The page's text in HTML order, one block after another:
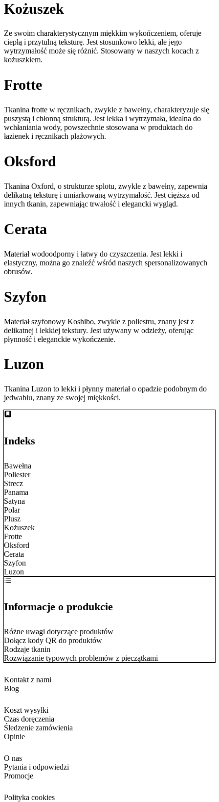
Kożuszek
Ze swoim charakterystycznym miękkim wykończeniem, oferuje
ciepłą i przytulną teksturę. Jest stosunkowo lekki, ale jego
wytrzymałość może się różnić. Stosowany w naszych kocach z
kożuszkiem.
Frotte
Tkanina frotte w ręcznikach, zwykle z bawełny, charakteryzuje się
puszystą i chłonną strukturą. Jest lekka i wytrzymała, idealna do
wchłaniania wody, powszechnie stosowana w produktach do
łazienek i ręcznikach plażowych.
Oksford
Tkanina Oxford, o strukturze splotu, zwykle z bawełny, zapewnia
delikatną teksturę i umiarkowaną wytrzymałość. Jest cięższa od
innych tkanin, zapewniając trwałość i elegancki wygląd.
Cerata
Materiał wodoodporny i łatwy do czyszczenia. Jest lekki i
elastyczny, można go znaleźć wśród naszych spersonalizowanych
obrusów.
Szyfon
Materiał szyfonowy Koshibo, zwykle z poliestru, znany jest z
delikatnej i lekkiej tekstury. Jest używany w odzieży, oferując
płynność i eleganckie wykończenie.
Luzon
Tkanina Luzon to lekki i płynny materiał o opadzie podobnym do
jedwabiu, znany ze swojej miękkości.
Indeks
Bawełna
Poliester
Strecz
Panama
Satyna
Polar
Plusz
Kożuszek
Frotte
Oksford
Cerata
Szyfon
Luzon
Informacje o produkcie
Różne uwagi dotyczące produktów
Dołącz kody QR do produktów
Rodzaje tkanin
Rozwiązanie typowych problemów z pieczątkami
Kontakt z nami
Blog
Koszt wysyłki
Czas doręczenia
Śledzenie zamówienia
Opinie
O nas
Pytania i odpowiedzi
Promocje
Polityka cookies